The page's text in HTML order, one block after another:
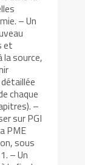
– Un
et
source,
chaque
–
sur PGI
PME
sous
– Un